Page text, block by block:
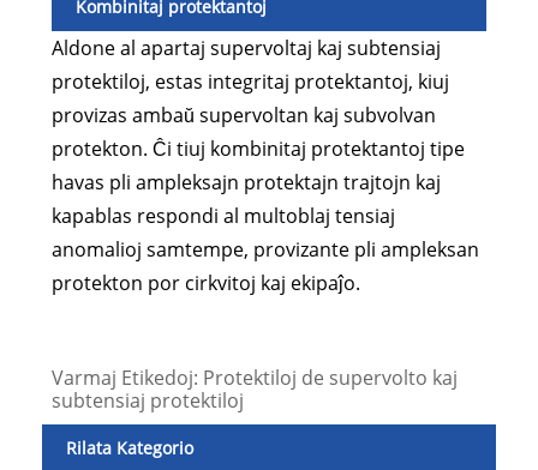
Kombinitaj protektantoj
Aldone al apartaj supervoltaj kaj subtensiaj
protektiloj, estas integritaj protektantoj, kiuj
provizas ambaŭ supervoltan kaj subvolvan
protekton. Ĉi tiuj kombinitaj protektantoj tipe
havas pli ampleksajn protektajn trajtojn kaj
kapablas respondi al multoblaj tensiaj
anomalioj samtempe, provizante pli ampleksan
protekton por cirkvitoj kaj ekipaĵo.
Varmaj Etikedoj: Protektiloj de supervolto kaj
subtensiaj protektiloj
Rilata Kategorio